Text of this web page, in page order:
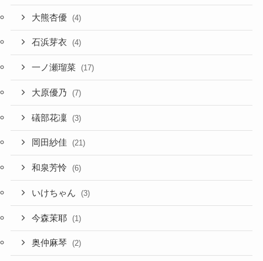
大熊杏優 (4)
石浜芽衣 (4)
一ノ瀬瑠菜 (17)
大原優乃 (7)
礒部花凜 (3)
岡田紗佳 (21)
和泉芳怜 (6)
いけちゃん (3)
今森茉耶 (1)
奥仲麻琴 (2)